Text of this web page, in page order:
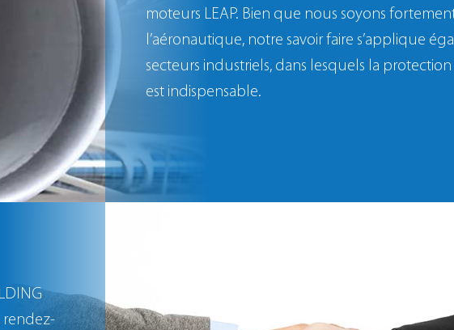
moteurs LEAP. Bien que nous soyons
l’aéronautique, notre savoir faire s’applique
secteurs industriels, dans lesquels la
est indispensable.
rendez-